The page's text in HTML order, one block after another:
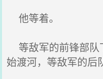
他等着。
等敌军的前锋部队
始渡河，等敌军的